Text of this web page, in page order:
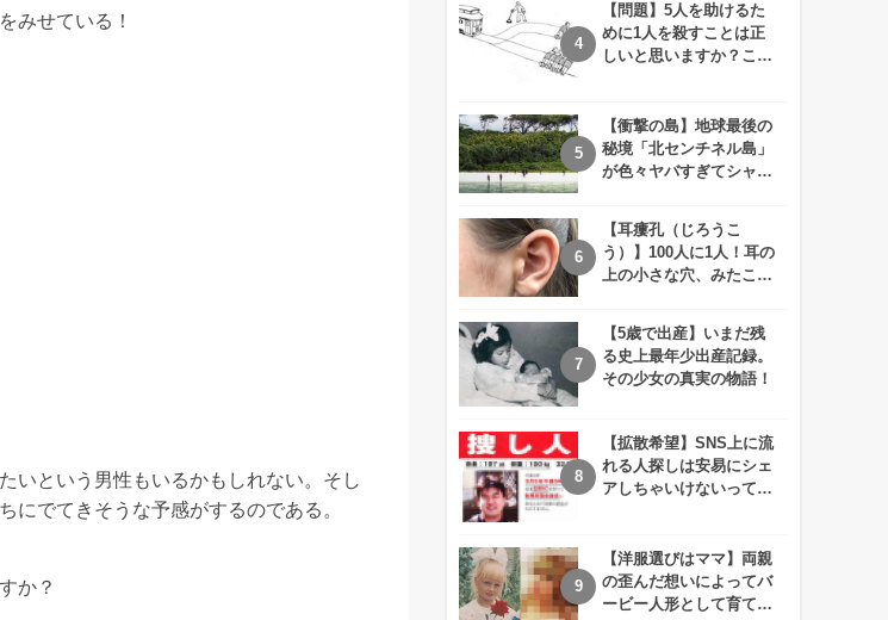
みせている！
いという男性もいるかもしれない。そし
にでてきそうな予感がするのである。
か？
【問題】5人を助けるた
めに1人を殺すことは正
しいと思いますか？この
【衝撃の島】地球最後の
秘境「北センチネル島」
が色々ヤバすぎてシャレ
【耳瘻孔（じろうこ
う）】100人に1人！耳の
上の小さな穴、みたこと
【5歳で出産】いまだ残
る史上最年少出産記録。
その少女の真実の物語！
【拡散希望】SNS上に流
れる人探しは安易にシェ
アしちゃいけないって知
【洋服選びはママ】両親
の歪んだ想いによってバ
ービー人形として育てら